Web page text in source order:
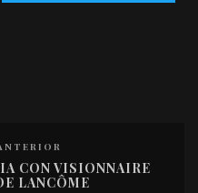
CON VISIONNAIRE
LANCÔME